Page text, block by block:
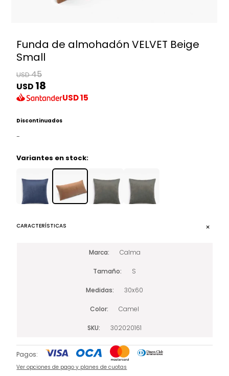
Funda de almohadón VELVET Beige
Small
USD45
USD 18
USD15
Discontinuados
-
Variantes en stock:
CARACTERÍSTICAS
Marca Calma
Tamaño S
Medidas 30x60
Color Camel
SKU 302020161
Pagos:
Ver opciones de pago y planes de cuotas